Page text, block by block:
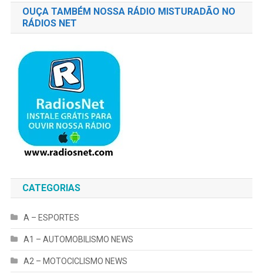
OUÇA TAMBÉM NOSSA RÁDIO MISTURADÃO NO
RÁDIOS NET
CATEGORIAS
A – ESPORTES
A1 – AUTOMOBILISMO NEWS
A2 – MOTOCICLISMO NEWS